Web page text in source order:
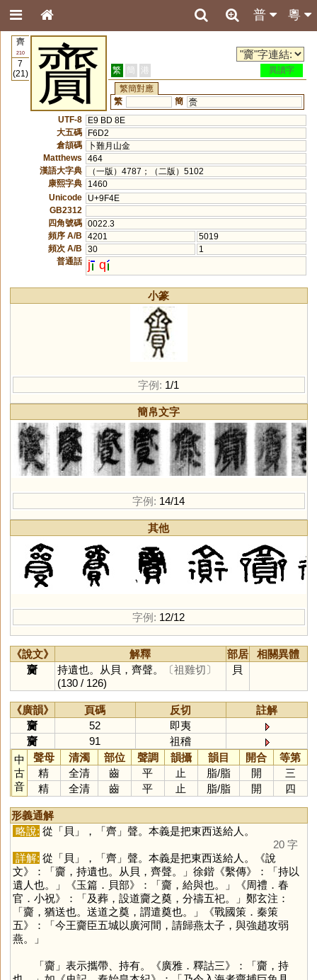
粵
普
齊
210
7
(21)
齎 繁 簡 港
異讀字
繁簡對應
繁
簡 赍
UTF-8
E9 BD 8E
大五碼
F6D2
倉頡碼
卜難月山金
Matthews
464
漢語大字典
（一版）4787；（二版）5102
康熙字典
1460
Unicode
U+9F4E
GB2312
四角號碼 0022.3
頻序 A/B
4201
5019
頻次 A/B
30
1
普通話
j q
小篆
字例: 1/1
簡帛文字
字例: 14/14
其他
字例: 12/12
《說文》 解釋 部居
相關異體
齎
持遺也。从貝，齊聲。
〔祖雞切〕
(130 / 126)
貝
《廣韻》 頁碼 反切
註解
齎
52
即夷
齎
91
祖稽
中
古
音
聲母 清濁 部位 聲調 韻攝 韻目 開合
等第
精
全清 齒 平 止 脂/脂 開
三
精
全清 齒 平 止 脂/脂 開 四
形義通解
略說: 從「 貝 」，「齊 」聲。本義是把東西送給人。
20 字
詳解: 從「 貝 」，「齊 」聲。本義是把東西送給人。《說
文》：「齎，持遺也。从貝，齊聲。」徐鍇《繫傳》：「持以
遺人也。」《玉篇．貝部》：「齎，給與也。」《周禮．春
官．小祝》：「及葬，設道齎之奠，分禱五祀。」鄭玄注：
「齎，猶送也。送道之奠，謂遣奠也。」《戰國策．秦策
五》：「今王齎臣五城以廣河間，請歸燕太子，與強趙攻弱
燕。」
「齎」表示攜帶、持有。《廣雅．釋詁三》：「齎，持